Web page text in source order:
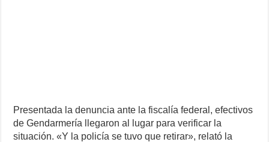
Presentada la denuncia ante la fiscalía federal, efectivos
de Gendarmería llegaron al lugar para verificar la
situación. «Y la policía se tuvo que retirar», relató la